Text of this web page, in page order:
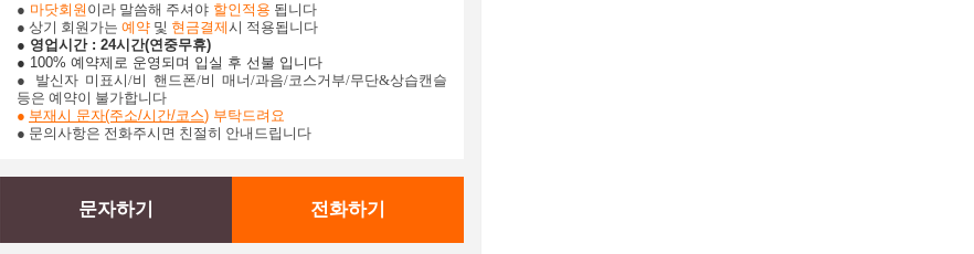
● 마닷회원 이라 말씀해 주셔야 할인적용 됩니다
● 상기 회원가는 예약 및 현금결제시 적용됩니다
● 영업시간 : 24시간(연중무휴)
● 100% 예약제로 운영되며 입실 후 선불 입니다
● 발신자 미표시/비 핸드폰/비 매너/과음/코스거부/무단&상습캔슬
등은 예약이 불가합니다
● 부재시 문자(주소/시간/코스) 부탁드려요
● 문의사항은 전화주시면 친절히 안내드립니다
문자하기 전화하기